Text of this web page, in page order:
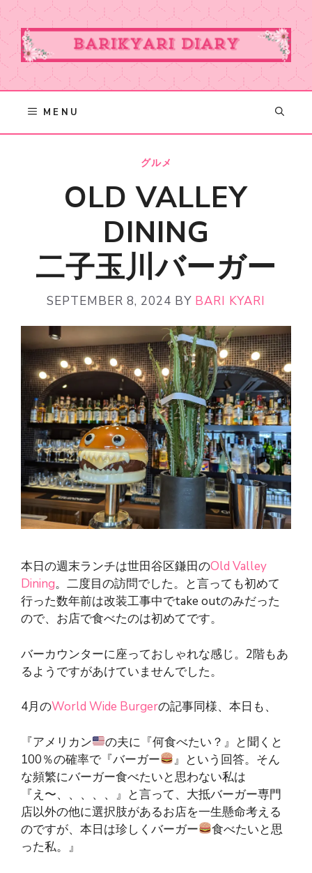
Skip
to
content
MENU
グルメ
OLD VALLEY
DINING
二子玉川バーガー
SEPTEMBER 8, 2024 BY BARI KYARI
本日の週末ランチは世田谷区鎌田のOld Valley
Dining。二度目の訪問でした。と言っても初めて
行った数年前は改装工事中でtake outのみだった
ので、お店で食べたのは初めてです。
バーカウンターに座っておしゃれな感じ。2階もあ
るようですがあけていませんでした。
4月のWorld Wide Burgerの記事同様、本日も、
『アメリカン
の夫に『何食べたい？』と聞くと
100％の確率で『バーガー
』という回答。そん
な頻繁にバーガー食べたいと思わない私は
『え〜、、、、、』と言って、大抵バーガー専門
店以外の他に選択肢があるお店を一生懸命考える
のですが、本日は珍しくバーガー
食べたいと思
った私。』